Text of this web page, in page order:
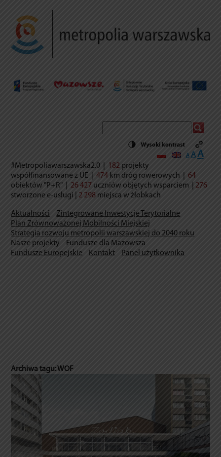
A
Decrease
font
A Reset
size.
A
size.
#Metropoliawarszawska2.0 182 projekty
współfinansowane z UE |474 km dróg rowerowych |64
obiektów "P+R" |26 427 uczniów objętych wsparciem |276
stworzone e-usługi | 2 298 miejsca w żłobkach
Aktualności
Zintegrowane Inwestycje Terytorialne
Plan Zrównoważonej Mobilności Miejskiej
Strategia rozwoju metropolii warszawskiej do 2040 roku
Nasze projekty
Fundusze dla Mazowsza
Fundusze Europejskie
Kontakt Panel użytkownika
Archiwa tagu:WOF